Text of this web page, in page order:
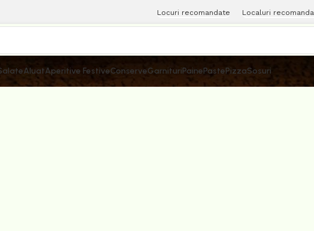
Locuri recomandate Localuri
AluatAperitive FestiveConserveGarnituriPainePastePizzaSosuri